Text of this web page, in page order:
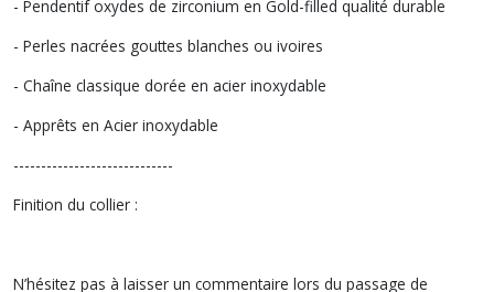
- Pendentif oxydes de zirconium en Gold-filled qualité durable
- Perles nacrées gouttes blanches ou ivoires
- Chaîne classique dorée en acier inoxydable
- Apprêts en Acier inoxydable
-----------------------------
Finition du collier :
N’hésitez pas à laisser un commentaire lors du passage de